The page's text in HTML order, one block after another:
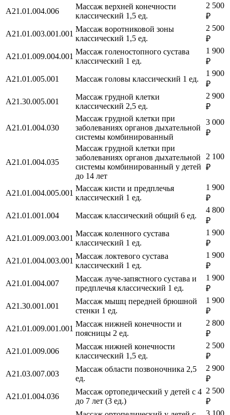
A21.01.004.006
Массаж верхней конечности
классический 1,5 ед.
2 500
₽
A21.01.003.001.001
Массаж воротниковой зоны
классический 1,5 ед.
2 500
₽
A21.01.009.004.001
Массаж голеностопного сустава
классический 1 ед.
1 900
₽
A21.01.005.001
Массаж головы классический 1 ед.
1 900
₽
A21.30.005.001
Массаж грудной клетки
классический 2,5 ед.
2 900
₽
A21.01.004.030
Массаж грудной клетки при
заболеваниях органов дыхательной
системы комбинированный
3 000
₽
A21.01.004.035
Массаж грудной клетки при
заболеваниях органов дыхательной
системы комбинированный у детей
до 14 лет
2 100
₽
A21.01.004.005.001
Массаж кисти и предплечья
классический 1 ед.
1 900
₽
A21.01.001.004
Массаж классический общий 6 ед.
4 800
₽
A21.01.009.003.001
Массаж коленного сустава
классический 1 ед.
1 900
₽
A21.01.004.003.001
Массаж локтевого сустава
классический 1 ед.
1 900
₽
A21.01.004.007
Массаж луче-запястного сустава и
предплечья классический 1 ед.
1 900
₽
A21.30.001.001
Массаж мышц передней брюшной
стенки 1 ед.
1 900
₽
A21.01.009.001.001
Массаж нижней конечности и
поясницы 2 ед.
2 800
₽
A21.01.009.006
Массаж нижней конечности
классический 1,5 ед.
2 500
₽
A21.03.007.003
Массаж области позвоночника 2,5
ед.
2 900
₽
A21.01.004.036
Массаж ортопедический у детей с 4
до 7 лет (3 ед.)
2 500
₽
3 100